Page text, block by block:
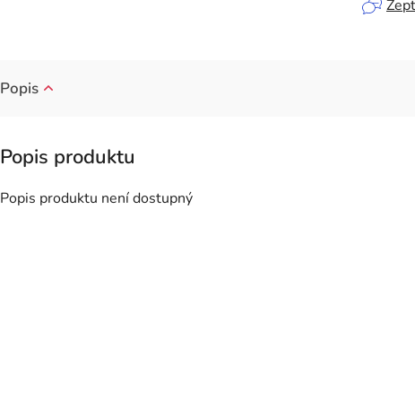
Popis
Popis produktu není dostupný